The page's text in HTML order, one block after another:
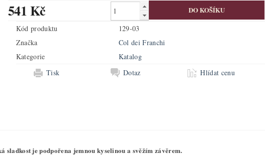
541 Kč
Kód produktu
129-03
Značka
Col dei Franchi
Kategorie
Katalog
Tisk
Dotaz Hlídat cenu
je podpořena jemnou kyselinou a svěžím závěrem.